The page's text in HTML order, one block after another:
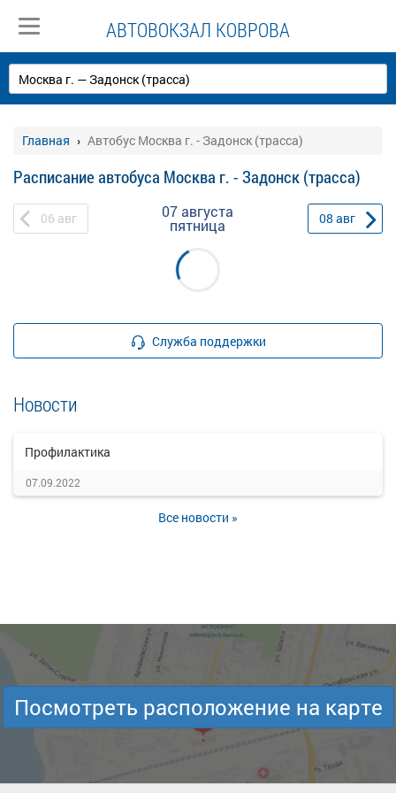
АВТОВОКЗАЛ КОВРОВА
Главная Автобус Москва г. - Задонск (трасса)
Расписание автобуса Москва г. - Задонск (трасса)
06 авг 07 августа
пятница 08 авг
Служба поддержки
Новости
Профилактика
07.09.2022
Все новости »
Посмотреть расположение на карте